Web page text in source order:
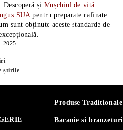
Descoperă și Mușchiul de vită
SUA pentru preparate rafinate
sunt obținute aceste standarde de
2025
știrile
Produse Traditionale
Bacanie si branzeturi